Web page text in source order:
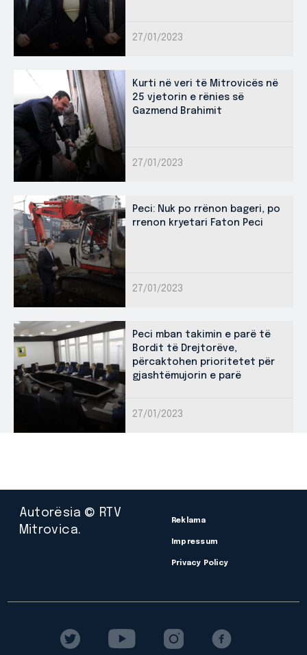
27/01/2023
Kurti në veri të Mitrovicës në
25 vjetorin e rënies së
Gazmend Brahimit
27/01/2023
Peci: Nuk po rrënon bageri, po
rrenon kryetari Faton Peci
27/01/2023
Peci mban takimin e parë të
Bordit të Drejtorëve,
përcaktohen prioritetet për
gjashtëmujorin e parë
27/01/2023
Autorësia © RTV
Mitrovica.
Reklama
Impressum
Privacy Policy